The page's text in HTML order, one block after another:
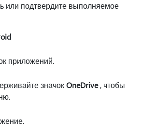
или подтвердите выполняемое
приложений.
значокOneDrive, чтобы